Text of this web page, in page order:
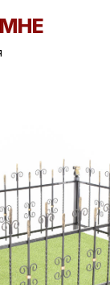
на могилу
за 2 минуты и